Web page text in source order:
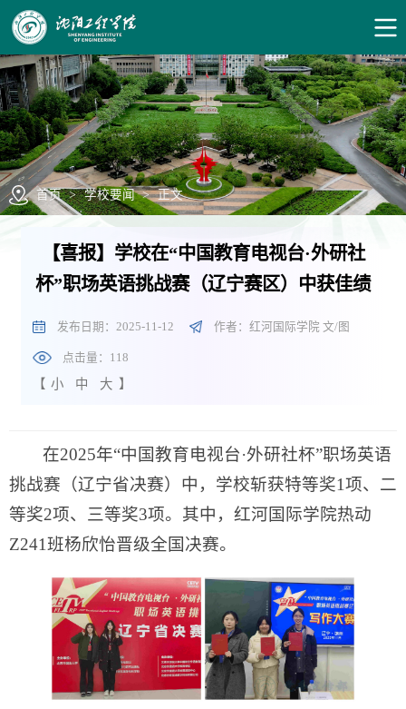
首页 > 学校要闻 > 正文
【喜报】学校在“中国教育电视台·外研社
杯”职场英语挑战赛（辽宁赛区）中获佳绩
发布日期：2025-11-12 作者：红河国际学院 文/图
点击量： 118
【 小 中 大 】
在2025年“中国教育电视台·外研社杯”职场英语
挑战赛（辽宁省决赛）中，学校斩获特等奖1项、二
等奖2项、三等奖3项。其中，红河国际学院热动
Z241班杨欣怡晋级全国决赛。